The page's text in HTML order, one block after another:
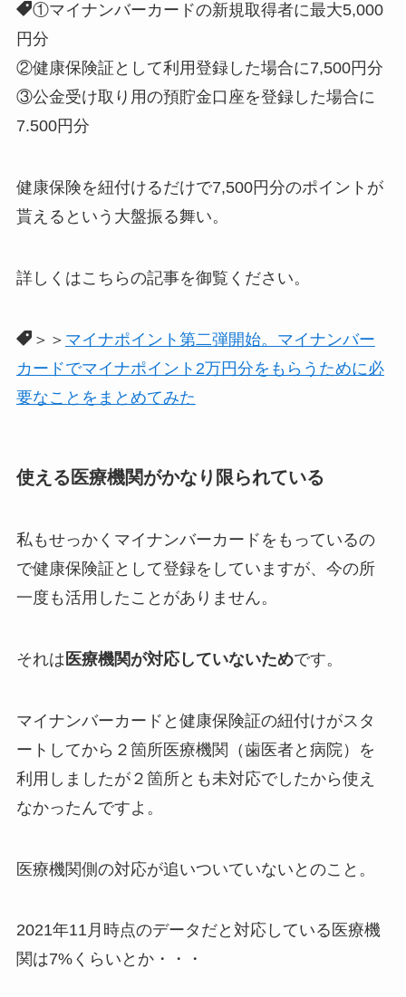
①マイナンバーカードの新規取得者に最大5,000
円分
②健康保険証として利用登録した場合に7,500円分
③公金受け取り用の預貯金口座を登録した場合に
7.500円分
健康保険を紐付けるだけで7,500円分のポイントが
貰えるという大盤振る舞い。
詳しくはこちらの記事を御覧ください。
＞＞ マイナポイント第二弾開始。マイナンバー
カードでマイナポイント2万円分をもらうために必
要なことをまとめてみた
使える医療機関がかなり限られている
私もせっかくマイナンバーカードをもっているの
で健康保険証として登録をしていますが、今の所
一度も活用したことがありません。
それは 医療機関が対応していないためです。
マイナンバーカードと健康保険証の紐付けがスタ
ートしてから２箇所医療機関（歯医者と病院）を
利用しましたが２箇所とも未対応でしたから使え
なかったんですよ。
医療機関側の対応が追いついていないとのこと。
2021年11月時点のデータだと対応している医療機
関は7%くらいとか・・・